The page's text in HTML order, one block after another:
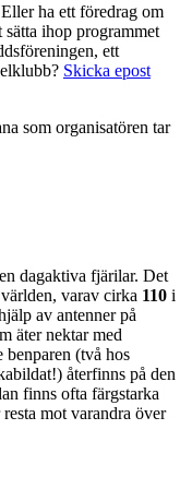
ha ett föredrag om
ihop programmet
ett
Skicka epost
som organisatören tar
dagaktiva fjärilar. Det
varav cirka 110 i
av antenner på
äter nektar med
benparen (två hos
återfinns på den
finns ofta färgstarka
mot varandra över